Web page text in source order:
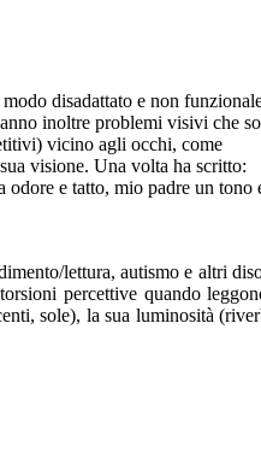
disadattato e non
inoltre problemi visivi che
vicino agli occhi, come
visione. Una volta ha scritto:
e tatto, mio padre un tono
lettura, autismo e altri
percettive quando
sole), la sua luminosità